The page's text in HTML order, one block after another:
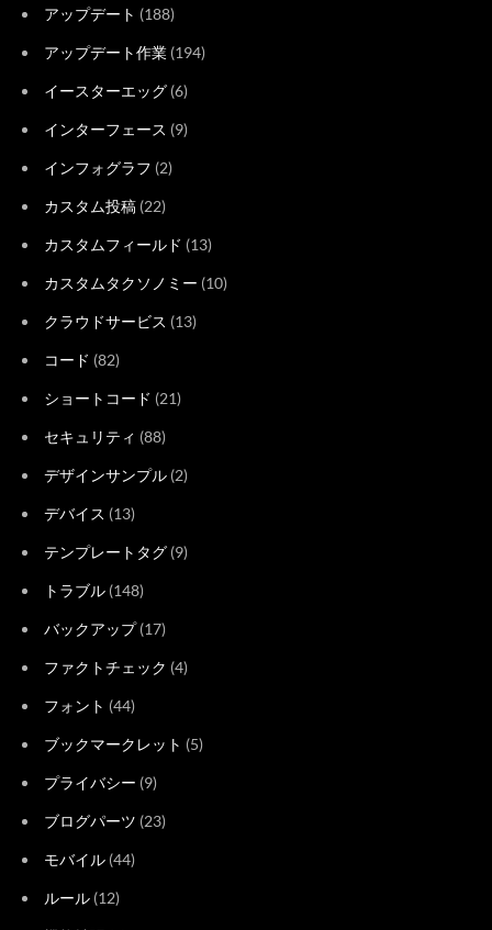
アップデート (188)
アップデート作業 (194)
イースターエッグ (6)
インターフェース (9)
インフォグラフ (2)
カスタム投稿 (22)
カスタムフィールド (13)
カスタムタクソノミー (10)
クラウドサービス (13)
コード (82)
ショートコード (21)
セキュリティ (88)
デザインサンプル (2)
デバイス (13)
テンプレートタグ (9)
トラブル (148)
バックアップ(17)
ファクトチェック (4)
フォント (44)
ブックマークレット (5)
プライバシー (9)
ブログパーツ (23)
モバイル (44)
ルール (12)